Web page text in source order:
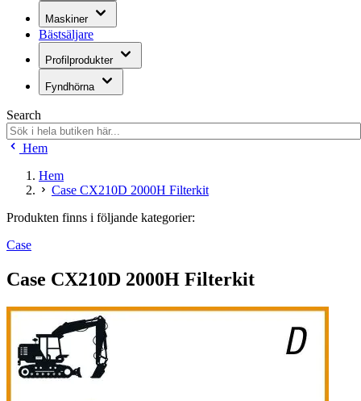
Maskiner
Bästsäljare
Profilprodukter
Fyndhörna
Search
Hem
Hem
Case CX210D 2000H Filterkit
Produkten finns i följande kategorier:
Case
Case CX210D 2000H Filterkit